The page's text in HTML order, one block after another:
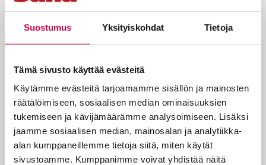
Suostumus Yksityiskohdat Tietoja
Tämä sivusto käyttää evästeitä
Käytämme evästeitä tarjoamamme sisällön ja mainosten
räätälöimiseen, sosiaalisen median ominaisuuksien
tukemiseen ja kävijämäärämme analysoimiseen. Lisäksi
jaamme sosiaalisen median, mainosalan ja analytiikka-
alan kumppaneillemme tietoja siitä, miten käytät
sivustoamme. Kumppanimme voivat yhdistää näitä
Jesus (tai Jesús) on yleinen miehen nimi.
Väestötiedot kertovat, että Suomessakin on
kolmisenkymmentä miestä, joilla yhtenä
etunimenä on Jesus. Viidellä naisellakin
on nimi Jesus. Kenelläkään se ei ole
ensimmäisenä nimenä. Tiettävästi
kenenkään…